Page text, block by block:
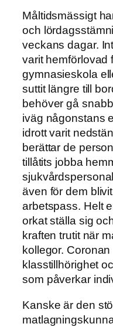
Måltidsmässigt
och
veckans dagar.
varit hemförlovad
gymnasieskola
suttit längre till
behöver gå
iväg någonstans
idrott varit
berättar de
tillåtits jobba
även för dem
arbetspass. Helt
orkat ställa sig
kraften trutit när
kollegor.
klasstillhörighet
som påverkar
Kanske är den